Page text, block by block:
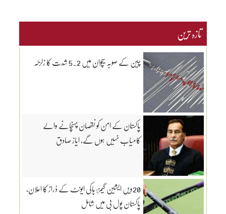
تازہ ترین
چین کے صوبہ سیچوان میں 5.2 شدت کا زلزلہ
پاکستان کے امن کو نقصان پہنچانے والے
کامیاب نہیں ہوں گے، ایاز صادق
20ویں ایشین گیمز: ہاکی ایونٹ کے ڈراز کا اعلان،
پاکستان پول بی میں شامل